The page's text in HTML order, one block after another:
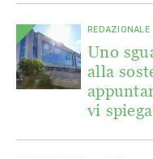
REDAZIONALE
Uno
alla
vi